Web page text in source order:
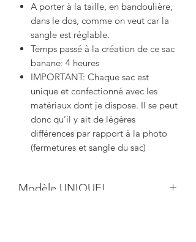
A porter à la taille, en bandoulière,
dans le dos, comme on veut car la
sangle est réglable.
Temps passé à la création de ce sac
banane: 4 heures
IMPORTANT: Chaque sac est
unique et confectionné avec les
matériaux dont je dispose. Il se peut
donc qu’il y ait de légères
différences par rapport à la photo
(fermetures et sangle du sac)
Modèle UNIQUE!